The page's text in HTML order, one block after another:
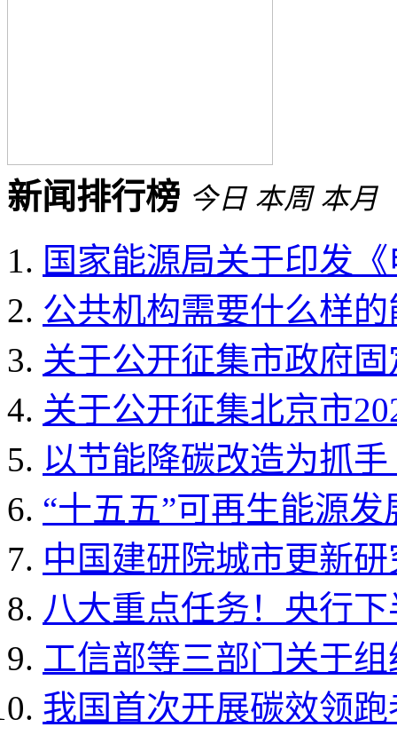
新闻排行榜 今日 本周 本月
国家能源局关于印发
公共机构需要什么样
关于公开征集市政府
关于公开征集北京市
以节能降碳改造为抓
“十五五”可再生能源
中国建研院城市更新
八大重点任务！央行
工信部等三部门关于
我国首次开展碳效领